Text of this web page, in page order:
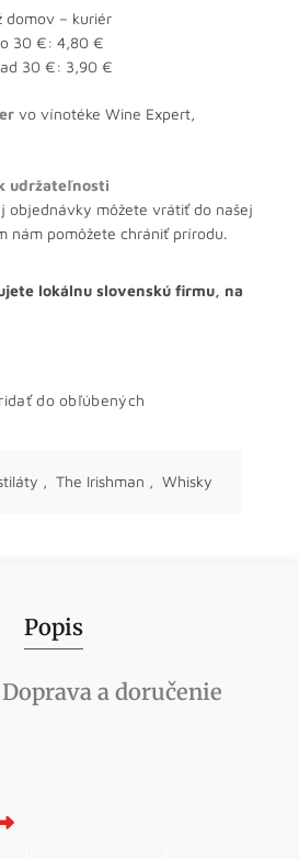
domov – kuriér
30 €: 4,80 €
30 €: 3,90 €
vo vínotéke Wine Expert,
udržateľnosti
objednávky môžete vrátiť do našej
nám pomôžete chrániť prírodu.
lokálnu slovenskú firmu, na
do obľúbených
, The Irishman , Whisky
Popis
a doručenie